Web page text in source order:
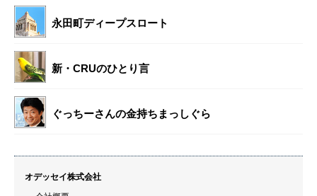
永田町ディープスロート
新・CRUのひとり言
ぐっちーさんの金持ちまっしぐら
オデッセイ株式会社